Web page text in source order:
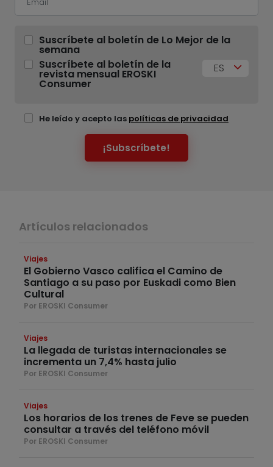
Suscríbete al boletín de Lo Mejor de la
semana
Suscríbete al boletín de la
revista mensual EROSKI
Consumer
ES
He leído y acepto las políticas de privacidad
¡Subscríbete!
Artículos relacionados
Viajes
El Gobierno Vasco califica el Camino de
Santiago a su paso por Euskadi como Bien
Cultural
Por EROSKI Consumer
Viajes
La llegada de turistas internacionales se
incrementa un 7,4% hasta julio
Por EROSKI Consumer
Viajes
Los horarios de los trenes de Feve se pueden
consultar a través del teléfono móvil
Por EROSKI Consumer